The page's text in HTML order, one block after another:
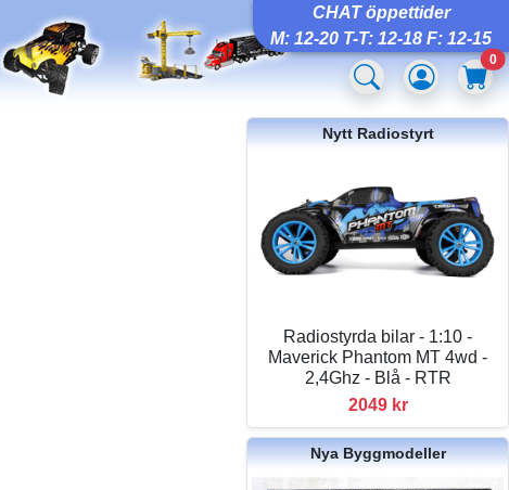
CHAT öppettider
M: 12-20 T-T: 12-18 F: 12-15
0
Nytt Radiostyrt
Radiostyrda bilar - 1:10 -
Maverick Phantom MT 4wd -
2,4Ghz - Blå - RTR
2049 kr
Nya Byggmodeller